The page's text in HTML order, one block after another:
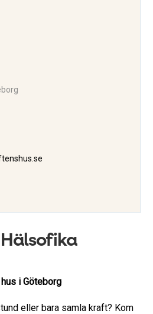
i Göteborg
eller bara samla kraft? Kom